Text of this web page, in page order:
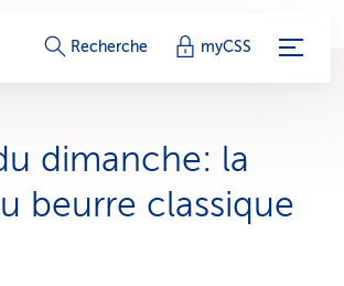
L
e
s
Recherche myCSS
di­man­che: la
beurre classique